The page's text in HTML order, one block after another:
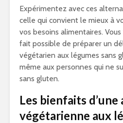
Expérimentez avec ces
celle qui convient le mieux à
vos besoins alimentaires.
fait possible de préparer un
végétarien aux légumes sans
même aux personnes qui ne
sans gluten.
Les bienfaits
végétarienne aux